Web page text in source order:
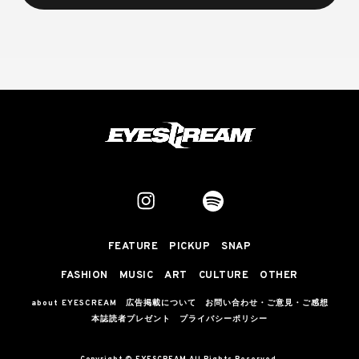
FEATURE PICKUP SNAP
FASHION MUSIC ART CULTURE OTHER
about EYESCREAM 広告掲載について
お問い合わせ・ご意見・ご感想
本誌読者プレゼント
プライバシーポリシー